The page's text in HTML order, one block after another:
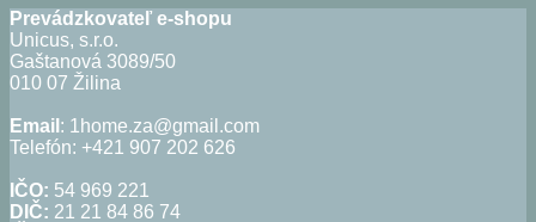
13,95€.8,37€.
Prevádzkovateľ e-shopu
Unicus, s.r.o.
Gaštanová 3089/50
010 07 Žilina
Email : 1home.za@gmail.com
Telefón: +421 907 202 626
IČO: 54 969 221
DIČ: 21 21 84 86 74